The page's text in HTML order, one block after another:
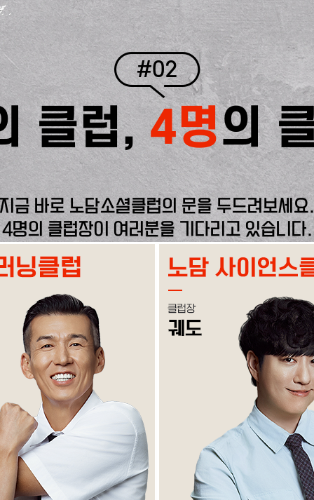
#02
클럽,4명의
지금 바로 노담소셜클럽의 문을 두드려보세요.
4명의 클럽장이 여러분을 기다리고 있습니다.